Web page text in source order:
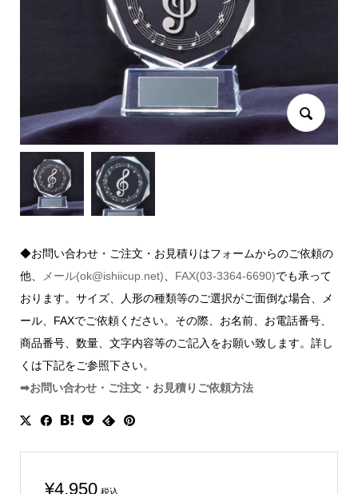
◆お問い合わせ・ご注文・お見積りはフォームからのご依頼の
他、
メール(ok@ishiicup.net) FAX(03-3364-6690)でも承って
おります。サイズ、人形の種類等のご選択がご面倒な場合、メ
ール、FAXでご依頼ください。その際、お名前、お電話番号、
商品番号、数量、文字内容等のご記入をお願い致します。詳し
くは下記をご参照下さい。
➡お問い合わせ・ご注文・お見積りご依頼方法
¥4,950 税込